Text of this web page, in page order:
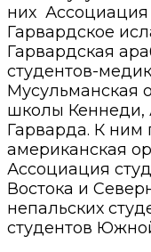
них Ассоциация
Гарвардское
Гарвардская
студентов-
Мусульманская
школы
Гарварда. К ним
американская
Ассоциация
Востока и
непальских
студентов